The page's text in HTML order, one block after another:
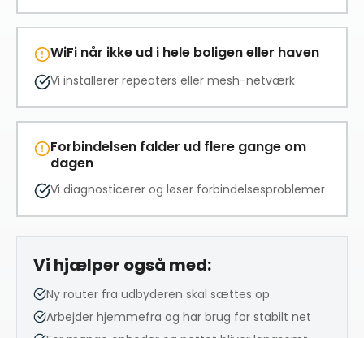
WiFi når ikke ud i hele boligen eller haven
Vi installerer repeaters eller mesh-netværk
Forbindelsen falder ud flere gange om
dagen
Vi diagnosticerer og løser forbindelsesproblemer
Vi hjælper også med:
Ny router fra udbyderen skal sættes op
Arbejder hjemmefra og har brug for stabilt net